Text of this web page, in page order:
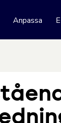
Anpassa